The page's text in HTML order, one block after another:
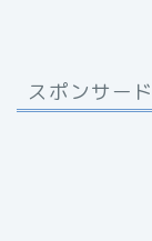
スポンサー